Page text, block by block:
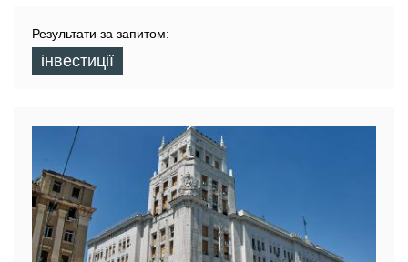
Результати за запитом:
інвестиції